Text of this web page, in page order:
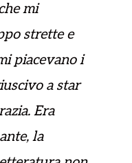
mi
strette e
piacevano i
a star
Era
la